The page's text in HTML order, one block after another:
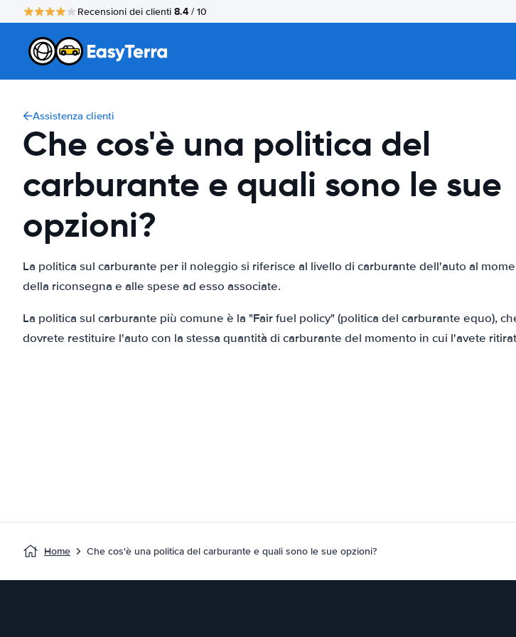
Recensioni dei clienti 8.4 / 10
Assistenza clienti
Che cos'è una politica del
carburante e quali sono le sue
opzioni?
La politica sul carburante per il noleggio si riferisce al livello di carburante dell'auto al
della riconsegna e alle spese ad esso associate.
La politica sul carburante più comune è la "Fair fuel policy" (politica del carburante equo),
dovrete restituire l'auto con la stessa quantità di carburante del momento in cui l'avete
Home Che cos'è una politica del carburante e quali sono le sue opzioni?